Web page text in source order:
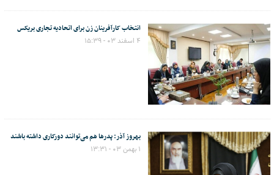
انتخاب کارآفرینان زن برای اتحادیه تجاری بریکس
۴ اسفند ۰۳ - ۱۵:۳۹
بهروز آذر: پدرها هم می‌توانند دورکاری داشته باشند
۱ بهمن ۰۳ - ۱۳:۳۱